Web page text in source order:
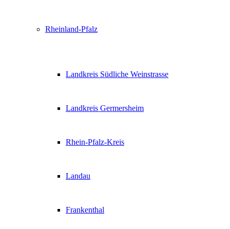
Rheinland-Pfalz
Landkreis Südliche Weinstrasse
Landkreis Germersheim
Rhein-Pfalz-Kreis
Landau
Frankenthal